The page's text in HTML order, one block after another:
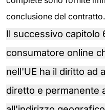
conclusione del contratto.
Il successivo capitolo
consumatore online
nell'UE ha il diritto ad
diretto e permanente